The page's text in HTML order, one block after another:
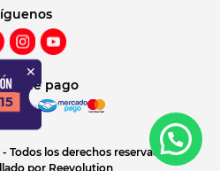
de pago
Todos los derechos reservados
por Reevolution